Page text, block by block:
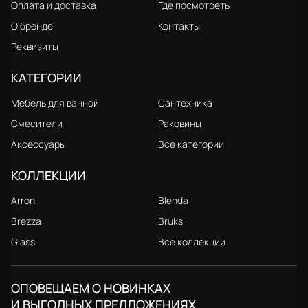
Оплата и доставка
Где посмотреть
О бренде
Контакты
Реквизиты
КАТЕГОРИИ
Мебель для ванной
Сантехника
Смесители
Раковины
Аксессуары
Все категории
КОЛЛЕКЦИИ
Arron
Blenda
Brezza
Bruks
Glass
Все коллекции
ОПОВЕЩАЕМ О НОВИНКАХ
И ВЫГОДНЫХ ПРЕДЛОЖЕНИЯХ